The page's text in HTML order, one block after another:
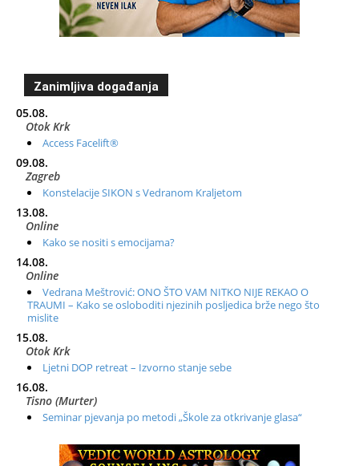
Zanimljiva događanja
05.08.
Otok Krk
Access Facelift®
09.08.
Zagreb
Konstelacije SIKON s Vedranom Kraljetom
13.08.
Online
Kako se nositi s emocijama?
14.08.
Online
Vedrana Meštrović: ONO ŠTO VAM NITKO NIJE REKAO O
TRAUMI – Kako se osloboditi njezinih posljedica brže nego što
mislite
15.08.
Otok Krk
Ljetni DOP retreat – Izvorno stanje sebe
16.08.
Tisno (Murter)
Seminar pjevanja po metodi „Škole za otkrivanje glasa“